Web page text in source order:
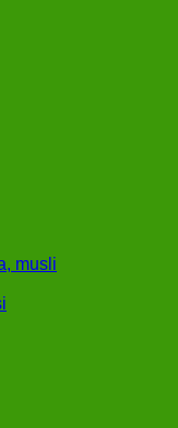
musli